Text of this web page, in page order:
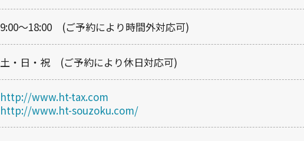
9:00～18:00 (ご予約により時間外対応可)
土・日・祝 (ご予約により休日対応可)
http://www.ht-tax.com
http://www.ht-souzoku.com/